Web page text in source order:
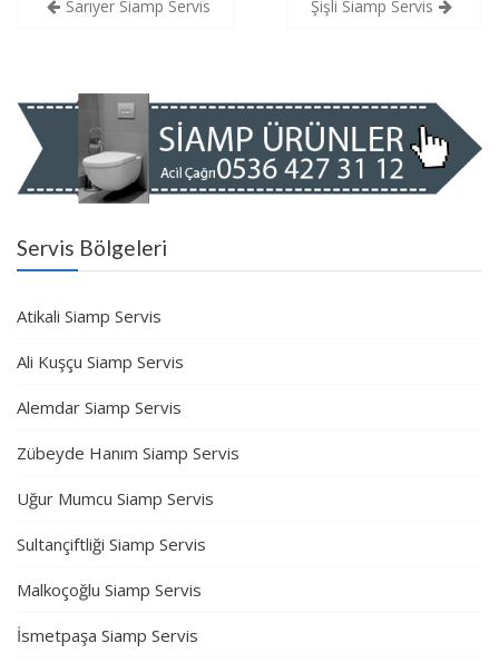
Sarıyer Siamp Servis Şişli Siamp Servis
Servis Bölgeleri
Atikali Siamp Servis
Ali Kuşçu Siamp Servis
Alemdar Siamp Servis
Zübeyde Hanım Siamp Servis
Uğur Mumcu Siamp Servis
Sultançiftliği Siamp Servis
Malkoçoğlu Siamp Servis
İsmetpaşa Siamp Servis